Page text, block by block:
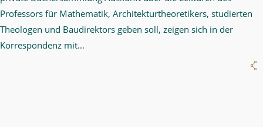
Professors für Mathematik, Architekturtheoretikers, studierten
Theologen und Baudirektors geben soll, zeigen sich in der
Korrespondenz mit...